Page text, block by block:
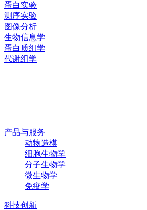
蛋白实验
测序实验
图像分析
生物信息学
蛋白质组学
代谢组学
产品与服务
动物造模
细胞生物学
分子生物学
微生物学
免疫学
科技创新